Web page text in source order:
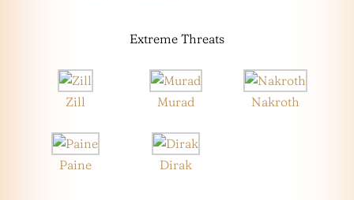
Extreme Threats
Zill Murad Nakroth
Paine Dirak